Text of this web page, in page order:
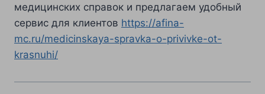
медицинских справок и предлагаем удобный
сервис для клиентов https://afina-
mc.ru/medicinskaya-spravka-o-privivke-ot-
krasnuhi/